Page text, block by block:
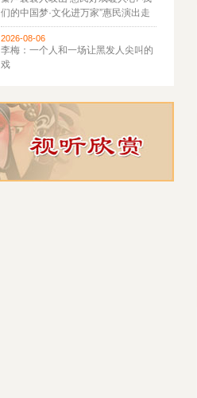
们的中国梦·文化进万家”惠民演出走
进宝鸡岐山
2026-08-06
李梅：一个人和一场让黑发人尖叫的
戏